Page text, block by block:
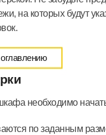
на которых будут
необходимо
по заданным